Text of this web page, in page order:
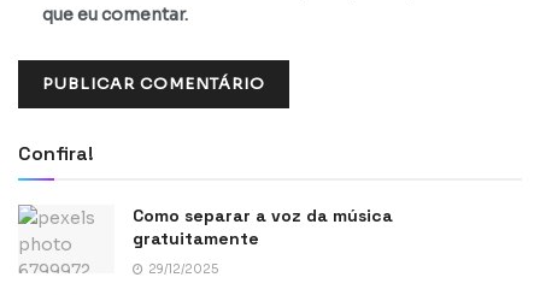
que eu comentar.
Confira!
Como separar a voz da música
gratuitamente
29/12/2025